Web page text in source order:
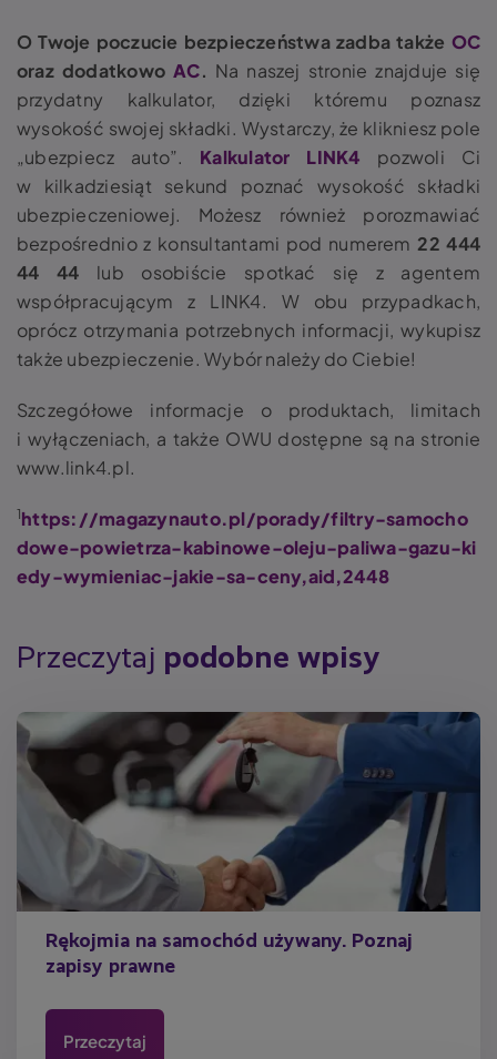
O Twoje poczucie bezpieczeństwa zadba także OC
oraz dodatkowoAC. Na naszej stronie znajduje się
przydatny kalkulator, dzięki któremu poznasz
wysokość swojej składki. Wystarczy, że klikniesz pole
„ubezpiecz auto”. Kalkulator LINK4 pozwoli Ci
w kilkadziesiąt sekund poznać wysokość składki
ubezpieczeniowej. Możesz również porozmawiać
bezpośrednio z konsultantami pod numerem 22 444
44 44 lub osobiście spotkać się z agentem
współpracującym z LINK4. W obu przypadkach,
oprócz otrzymania potrzebnych informacji, wykupisz
także ubezpieczenie. Wybór należy do Ciebie!
Szczegółowe informacje o produktach, limitach
i wyłączeniach, a także OWU dostępne są na stronie
www.link4.pl.
1https://magazynauto.pl/porady/filtry-samocho
dowe-powietrza-kabinowe-oleju-paliwa-gazu-ki
edy-wymieniac-jakie-sa-ceny,aid,2448
Przeczytaj podobne wpisy
Rękojmia na samochód używany. Poznaj
zapisy prawne
Przeczytaj